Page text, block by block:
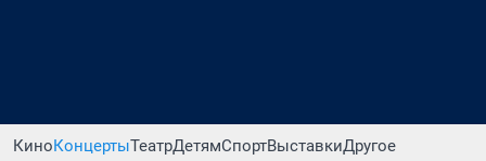
КиноКонцертыТеатрДетямСпортВыставкиДругое